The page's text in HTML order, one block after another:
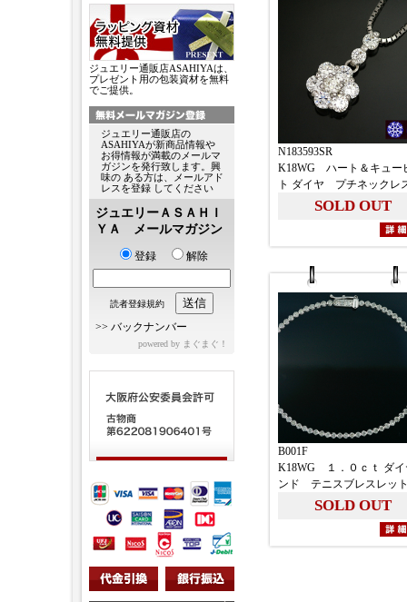
ジュエリー通販店ASAHIYAは、
プレゼント用の包装資材を無料
でご提供。
ジュエリー通販店の
ASAHIYAが新商品情報や
お得情報が満載のメールマ
ガジンを発行致します。興
味の ある方は、メールアド
レスを登録 してください
ジュエリーＡＳＡＨＩ
ＹＡ メールマガジン
登録 解除
読者登録規約
>> バックナンバー
powered by まぐまぐ！
N183593SR
K18WG ハート＆キュー
ト ダイヤ プチネックレ
SOLD OUT
B001F
K18WG １．０ｃｔ ダイ
ンド テニスブレスレッ
SOLD OUT